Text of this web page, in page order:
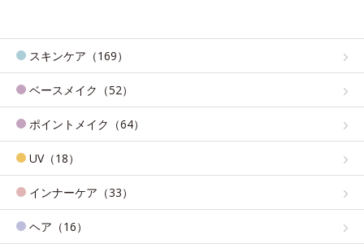
スキンケア（169）
ベースメイク（52）
ポイントメイク（64）
UV（18）
インナーケア（33）
ヘア（16）